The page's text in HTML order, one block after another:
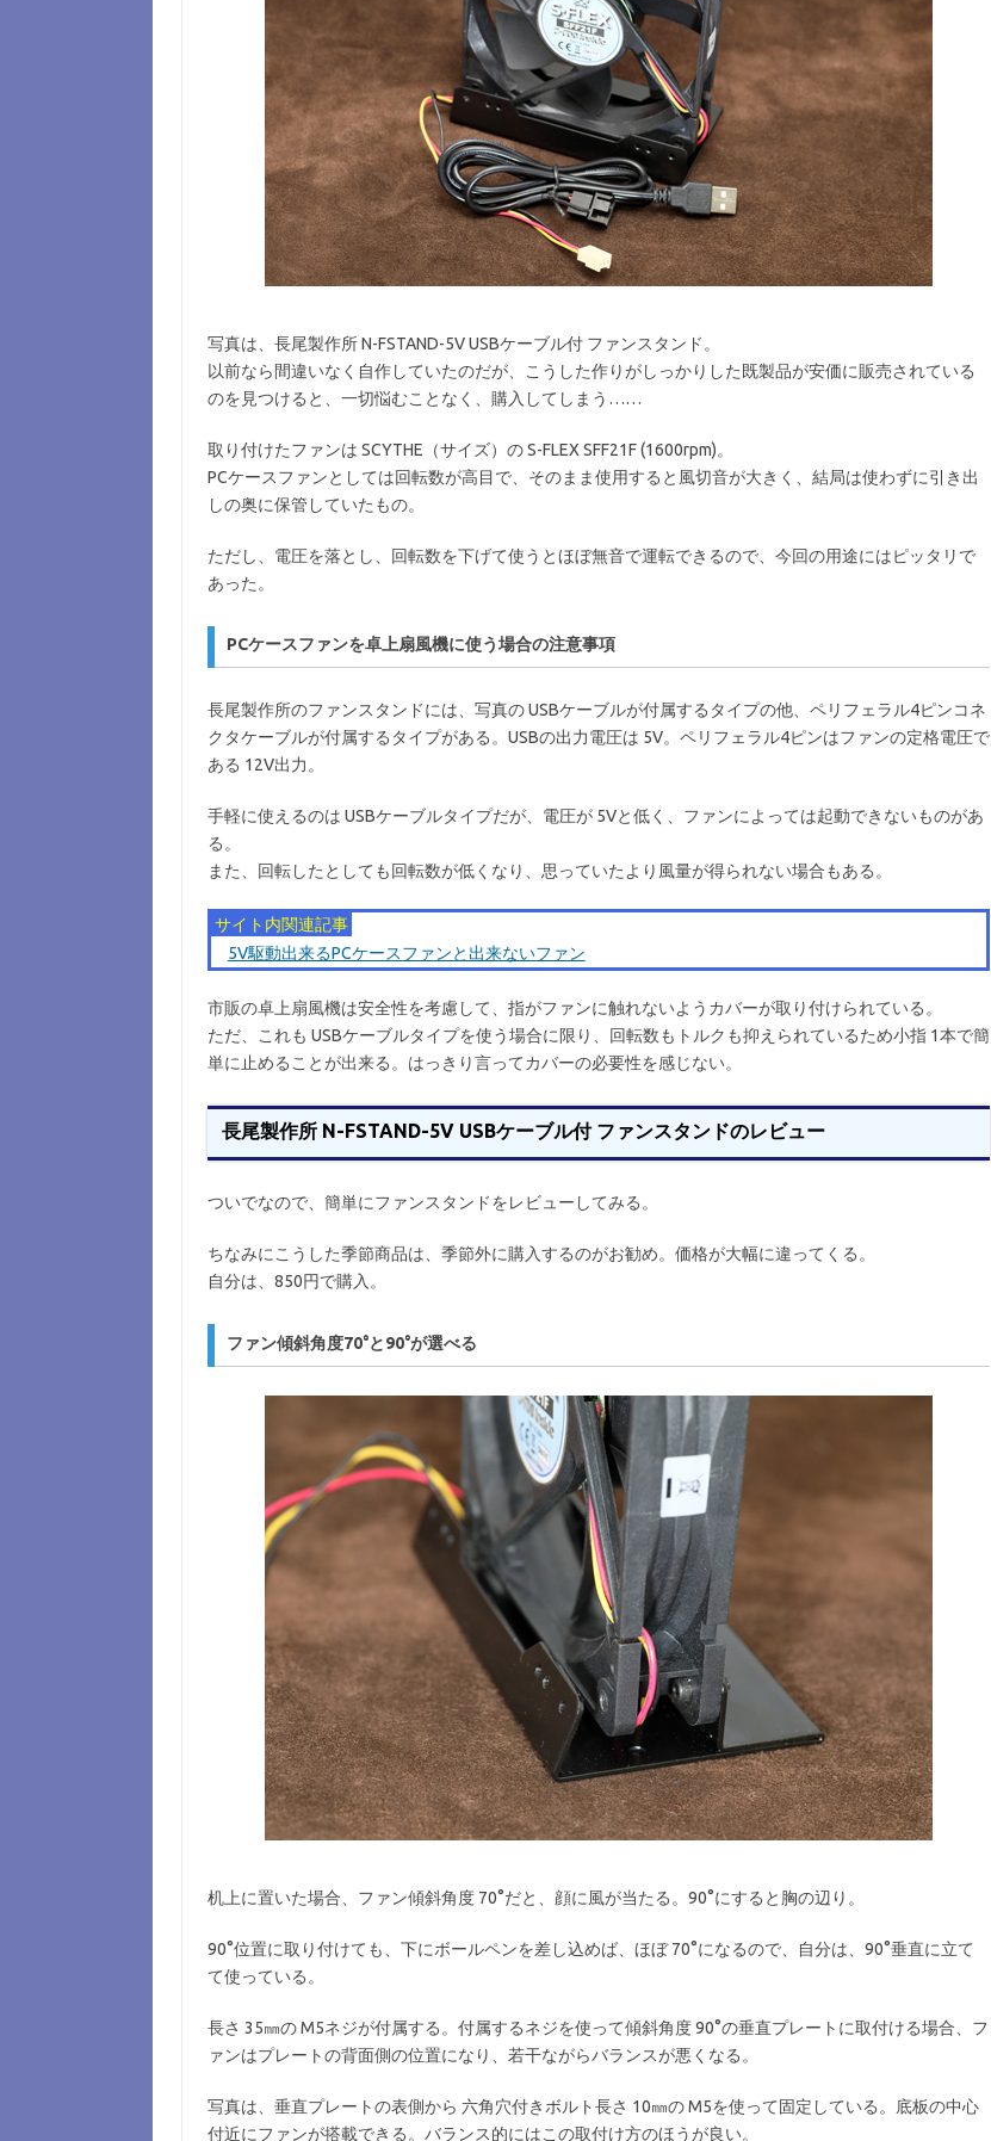
写真は、長尾製作所 N-FSTAND-5V USBケーブル付 ファンスタンド。
以前なら間違いなく自作していたのだが、こうした作りがしっかりした既製品が安価に販売されている
のを見つけると、一切悩むことなく、購入してしまう……
取り付けたファンは SCYTHE（サイズ）の S-FLEX SFF21F (1600rpm)。
PCケースファンとしては回転数が高目で、そのまま使用すると風切音が大きく、結局は使わずに引き出
しの奥に保管していたもの。
ただし、電圧を落とし、回転数を下げて使うとほぼ無音で運転できるので、今回の用途にはピッタリで
あった。
PCケースファンを卓上扇風機に使う場合の注意事項
長尾製作所のファンスタンドには、写真の USBケーブルが付属するタイプの他、ペリフェラル4ピンコネ
クタケーブルが付属するタイプがある。USBの出力電圧は 5V。ペリフェラル4ピンはファンの定格電圧で
ある 12V出力。
手軽に使えるのは USBケーブルタイプだが、電圧が 5Vと低く、ファンによっては起動できないものがあ
る。
また、回転したとしても回転数が低くなり、思っていたより風量が得られない場合もある。
サイト内関連記事
5V駆動出来るPCケースファンと出来ないファン
市販の卓上扇風機は安全性を考慮して、指がファンに触れないようカバーが取り付けられている。
ただ、これも USBケーブルタイプを使う場合に限り、回転数もトルクも抑えられているため小指 1本で簡
単に止めることが出来る。はっきり言ってカバーの必要性を感じない。
長尾製作所 N-FSTAND-5V USBケーブル付 ファンスタンドのレビュー
ついでなので、簡単にファンスタンドをレビューしてみる。
ちなみにこうした季節商品は、季節外に購入するのがお勧め。価格が大幅に違ってくる。
自分は、850円で購入。
ファン傾斜角度70°と90°が選べる
机上に置いた場合、ファン傾斜角度 70°だと、顔に風が当たる。90°にすると胸の辺り。
90°位置に取り付けても、下にボールペンを差し込めば、ほぼ 70°になるので、自分は、90°垂直に立て
て使っている。
長さ 35㎜の M5ネジが付属する。付属するネジを使って傾斜角度 90°の垂直プレートに取付ける場合、フ
ァンはプレートの背面側の位置になり、若干ながらバランスが悪くなる。
写真は、垂直プレートの表側から 六角穴付きボルト長さ 10㎜の M5を使って固定している。底板の中心
付近にファンが搭載できる。バランス的にはこの取付け方のほうが良い。